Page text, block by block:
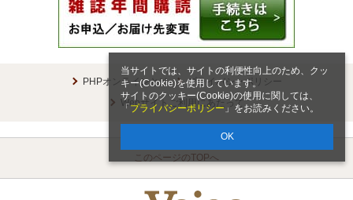
当サイトでは、サイトの利便性向上のため、クッ
キー(Cookie)を使用しています。
サイトのクッキー(Cookie)の使用に関しては、
「 プライバシーポリシー 」をお読みください。
OK
PHPオンラインとは
プライバシーポリシー
Webサイトご利用にあたって
このページのTOPへ